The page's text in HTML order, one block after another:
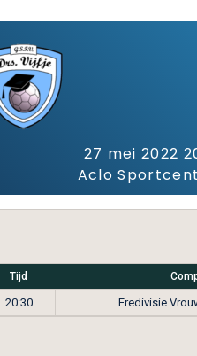
27 mei 2022
Aclo
Tijd
20:30 Eredivisie